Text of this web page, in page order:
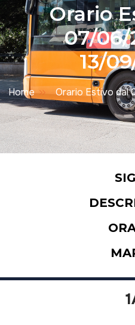
Orario
07/06/
13/
Home Orario Estivo